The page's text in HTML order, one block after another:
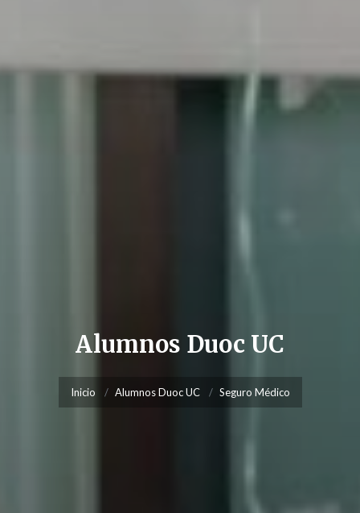
Alumnos Duoc UC
Inicio Alumnos Duoc UC Seguro Médico